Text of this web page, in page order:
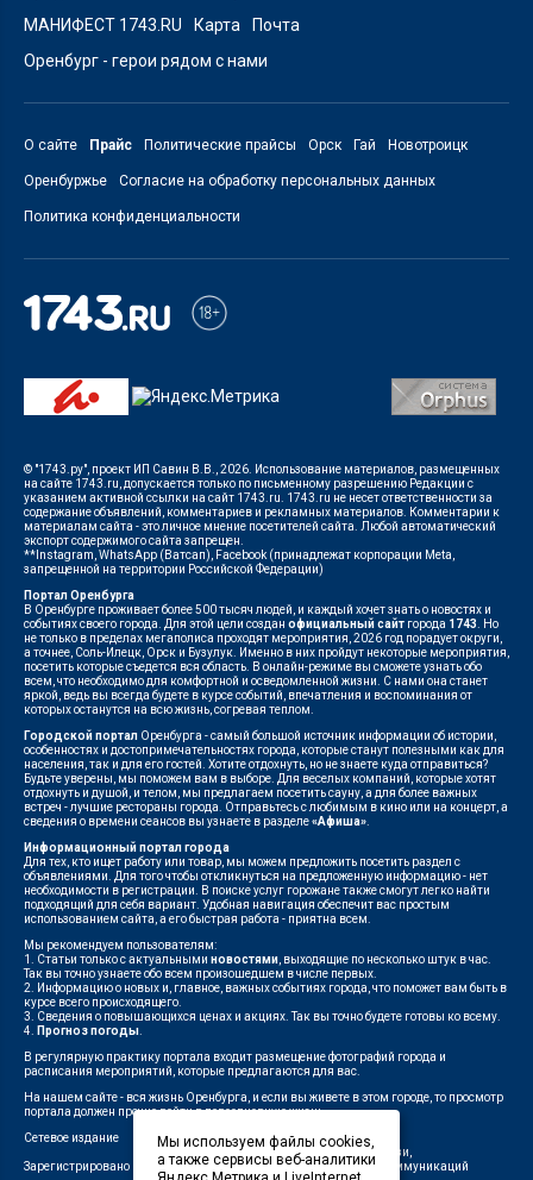
МАНИФЕСТ 1743.RU
Карта
Почта
Оренбург - герои рядом с нами
О сайте Прайс Политические прайсы Орск Гай Новотроицк
Оренбуржье Согласие на обработку персональных данных
Политика конфиденциальности
© "1743.ру", проект ИП Савин В.В., 2026. Использование материалов, размещенных
на сайте 1743.ru, допускается только по письменному разрешению Редакции с
указанием активной ссылки на сайт 1743.ru. 1743.ru не несет ответственности за
содержание объявлений, комментариев и рекламных материалов. Комментарии к
материалам сайта - это личное мнение посетителей сайта. Любой автоматический
экспорт содержимого сайта запрещен.
**Instagram, WhatsApp (Ватсап), Facebook (принадлежат корпорации Meta,
запрещенной на территории Российской Федерации)
Портал Оренбурга
В Оренбурге проживает более 500 тысяч людей, и каждый хочет знать о новостях и
событиях своего города. Для этой цели создан официальный сайт города 1743 . Но
не только в пределах мегаполиса проходят мероприятия, 2026 год порадует округи,
а точнее, Соль-Илецк, Орск и Бузулук. Именно в них пройдут некоторые мероприятия,
посетить которые съедется вся область. В онлайн-режиме вы сможете узнать обо
всем, что необходимо для комфортной и осведомленной жизни. С нами она станет
яркой, ведь вы всегда будете в курсе событий, впечатления и воспоминания от
которых останутся на всю жизнь, согревая теплом.
Городской портал Оренбурга - самый большой источник информации об истории,
особенностях и достопримечательностях города, которые станут полезными как для
населения, так и для его гостей. Хотите отдохнуть, но не знаете куда отправиться?
Будьте уверены, мы поможем вам в выборе. Для веселых компаний, которые хотят
отдохнуть и душой, и телом, мы предлагаем посетить сауну, а для более важных
встреч - лучшие рестораны города. Отправьтесь с любимым в кино или на концерт, а
сведения о времени сеансов вы узнаете в разделе«Афиша»
Информационный портал города
Для тех, кто ищет работу или товар, мы можем предложить посетить раздел с
объявлениями. Для того чтобы откликнуться на предложенную информацию - нет
необходимости в регистрации. В поиске услуг горожане также смогут легко найти
подходящий для себя вариант. Удобная навигация обеспечит вас простым
использованием сайта, а его быстрая работа - приятна всем.
Мы рекомендуем пользователям:
1. Статьи только с актуальными новостями , выходящие по несколько штук в час.
Так вы точно узнаете обо всем произошедшем в числе первых.
2. Информацию о новых и, главное, важных событиях города, что поможет вам быть в
курсе всего происходящего.
3. Сведения о повышающихся ценах и акциях. Так вы точно будете готовы ко всему.
4.
Прогноз погоды
В регулярную практику портала входит размещение фотографий города и
расписания мероприятий, которые предлагаются для вас.
На нашем сайте - вся жизнь Оренбурга, и если вы живете в этом городе, то просмотр
портала должен прочно войти в повседневную жизнь.
Сетевое издание
"1743"
Зарегистрировано
Федеральной службой по надзору в сфере связи,
информационных технологий и массовых коммуникаций
Мы используем файлы cookies,
а также сервисы веб-аналитики